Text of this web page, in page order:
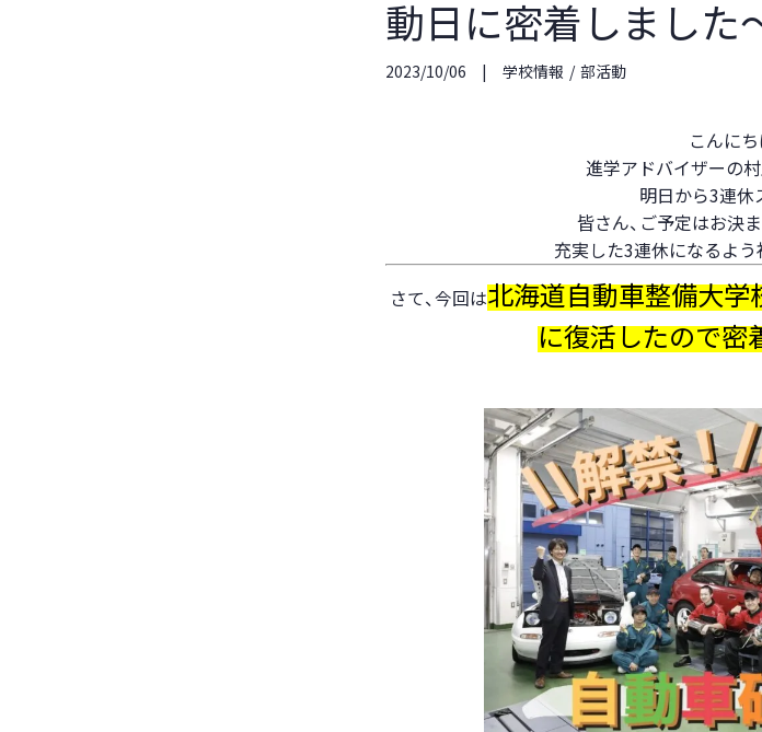
動日に密着しました
2023/10/06 学校情報 部活動
こんにち
進学アドバイザーの
明日から3連休
皆さん、ご予定はお決
充実した3連休になるよ
さて、今回は北海道自動車整備大学
に復活したので密